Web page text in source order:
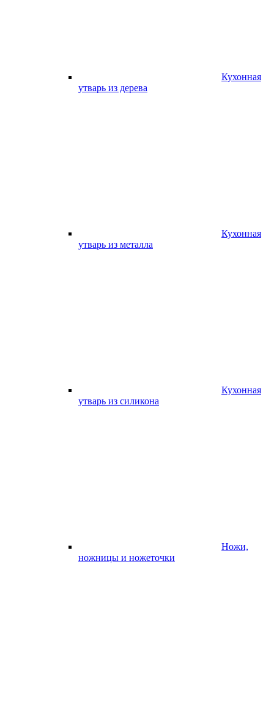
Кухонная
утварь из дерева
Кухонная
утварь из металла
Кухонная
утварь из силикона
Ножи,
ножницы и ножеточки